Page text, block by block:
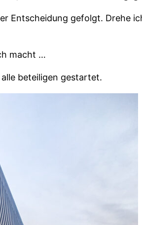
Entscheidung gefolgt. Drehe
macht …
beteiligen gestartet.